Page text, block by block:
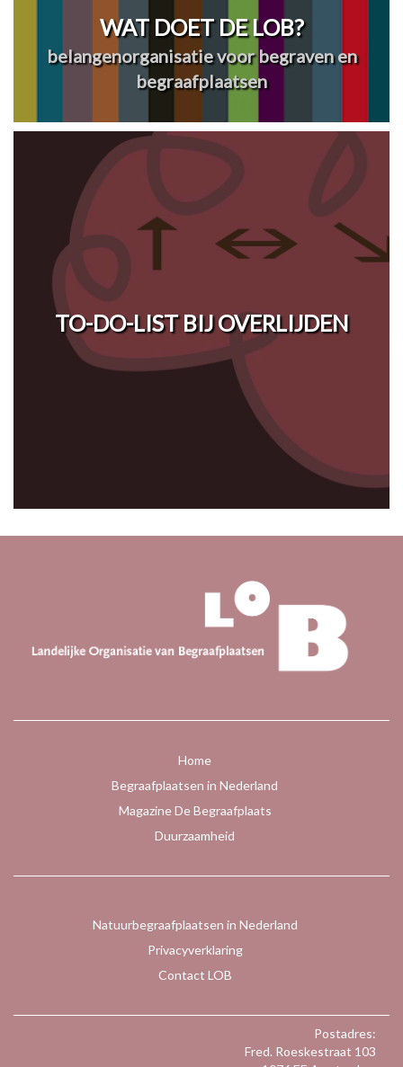
WAT DOET DE LOB?
belangenorganisatie voor begraven en
begraafplaatsen
TO-DO-LIST BIJ OVERLIJDEN
Home
Begraafplaatsen in Nederland
Magazine De Begraafplaats
Duurzaamheid
Natuurbegraafplaatsen in Nederland
Privacyverklaring
Contact LOB
Postadres:
Fred. Roeskestraat 103